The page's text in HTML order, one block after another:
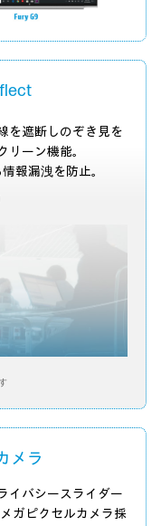
を遮断しのぞき見を
リーン機能。
報漏洩を防止。
メラ
イバシースライダー
ガピクセルカメラ採